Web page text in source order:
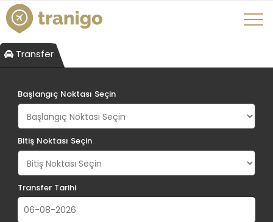
Transfer
Başlangıç Noktası Seçin
Bitiş Noktası Seçin
Transfer Tarihi